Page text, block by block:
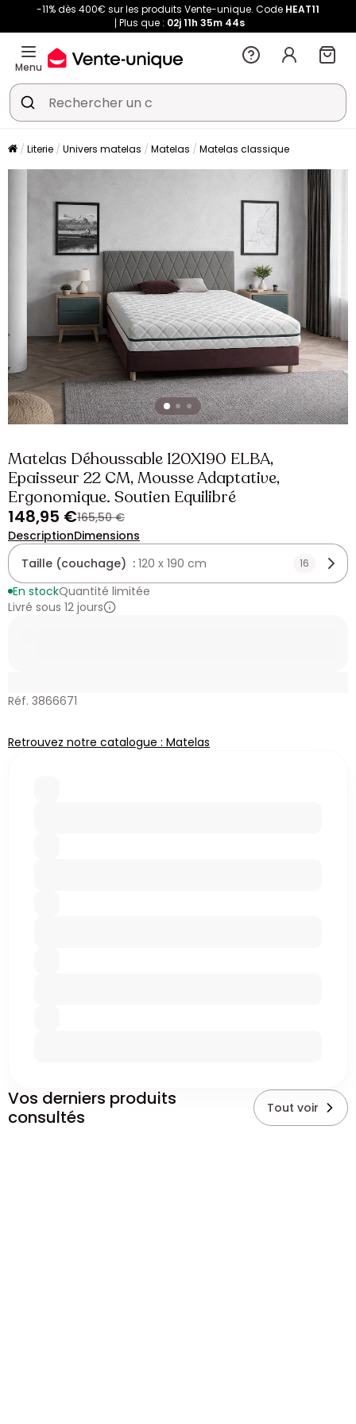
-11% dès 400€ sur les produits Vente-unique. Code HEAT11
Plus que : 02j11h 35m 43s
Menu
Literie Univers matelas Matelas Matelas classique
Matelas Déhoussable 120X190 ELBA,
Epaisseur 22 CM, Mousse Adaptative,
Ergonomique. Soutien Equilibré
148,95 €165,50 €
DescriptionDimensions
Taille (couchage) : 120 x 190 cm 16
En stockQuantité limitée
Livré sous 12 jours
Réf. 3866671
Retrouvez notre catalogue : Matelas
Vos derniers produits
consultés
Tout voir